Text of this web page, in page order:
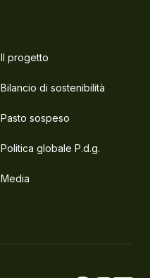
Il progetto
Bilancio di sostenibilità
Pasto sospeso
Politica globale P.d.g.
Media